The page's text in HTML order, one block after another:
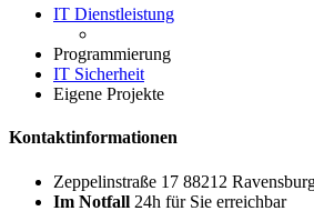
IT Dienstleistung
Programmierung
IT Sicherheit
Eigene Projekte
Kontaktinformationen
Zeppelinstraße 17 88212
Im Notfall 24h für Sie erreichbar